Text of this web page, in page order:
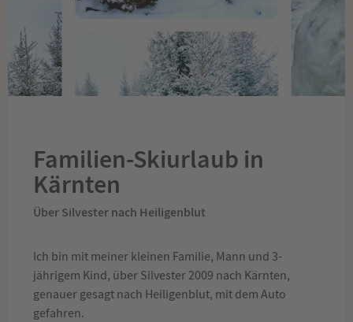
Familien-Skiurlaub in
Kärnten
Über Silvester nach Heiligenblut
Ich bin mit meiner kleinen Familie, Mann und 3-
jährigem Kind, über Silvester 2009 nach Kärnten,
genauer gesagt nach Heiligenblut, mit dem Auto
gefahren.